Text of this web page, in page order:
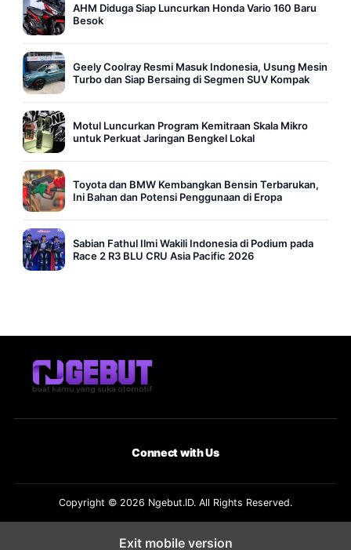
AHM Diduga Siap Luncurkan Honda Vario 160 Baru
Besok
Geely Coolray Resmi Masuk Indonesia, Usung Mesin
Turbo dan Siap Bersaing di Segmen SUV Kompak
Motul Luncurkan Program Kemitraan Skala Mikro
untuk Perkuat Jaringan Bengkel Lokal
Toyota dan BMW Kembangkan Bensin Terbarukan,
Ini Bahan dan Potensi Penggunaan di Eropa
Sabian Fathul Ilmi Wakili Indonesia di Podium pada
Race 2 R3 BLU CRU Asia Pacific 2026
Connect with Us
Copyright © 2026 Ngebut.ID. All Rights Reserved.
Exit mobile version